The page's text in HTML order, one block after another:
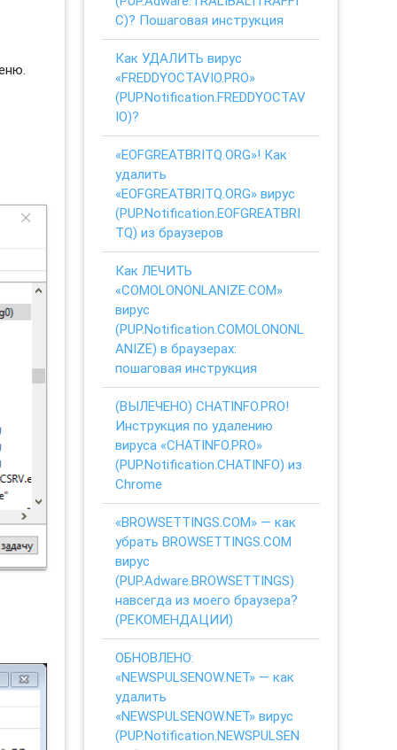
C)? Пошаговая инструкция
Как УДАЛИТЬ вирус
«FREDDYOCTAVIO.PRO»
(PUP.Notification.FREDDYOCTAV
IO)?
«EOFGREATBRITQ.ORG»! Как
удалить
«EOFGREATBRITQ.ORG» вирус
(PUP.Notification.EOFGREATBRI
TQ) из браузеров
Как ЛЕЧИТЬ
«COMOLONONLANIZE.COM»
вирус
(PUP.Notification.COMOLONONL
ANIZE) в браузерах:
пошаговая инструкция
(ВЫЛЕЧЕНО) CHATINFO.PRO!
Инструкция по удалению
вируса «CHATINFO.PRO»
(PUP.Notification.CHATINFO) из
Chrome
«BROWSETTINGS.COM» — как
убрать BROWSETTINGS.COM
вирус
(PUP.Adware.BROWSETTINGS)
навсегда из моего браузера?
(РЕКОМЕНДАЦИИ)
ОБНОВЛЕНО:
«NEWSPULSENOW.NET» — как
удалить
«NEWSPULSENOW.NET» вирус
(PUP.Notification.NEWSPULSEN